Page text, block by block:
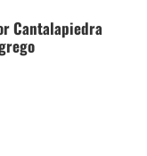
Cantalapiedra